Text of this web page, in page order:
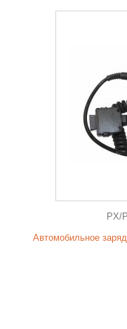
PX/
Автомобильное